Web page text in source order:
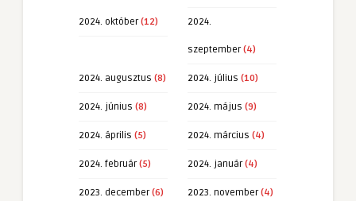
2024. október(12) 2024.
szeptember(4)
2024. augusztus (8) 2024. július (10)
2024. június (8) 2024. május (9)
2024. április (5) 2024. március (4)
2024. február(5) 2024. január(4)
2023. december(6) 2023. november(4)